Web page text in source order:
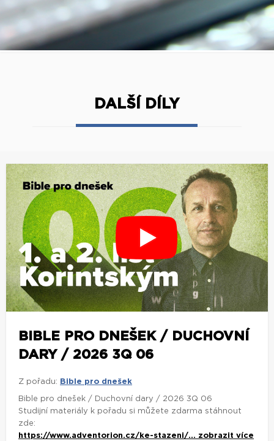
DALŠÍ DÍLY
BIBLE PRO DNEŠEK / DUCHOVNÍ
DARY / 2026 3Q 06
Z pořadu: Bible pro dnešek
Bible pro dnešek / Duchovní dary / 2026 3Q 06
Studijní materiály k pořadu si můžete zdarma stáhnout
zde:
https://www.adventorion.cz/ke-stazeni/... zobrazit více